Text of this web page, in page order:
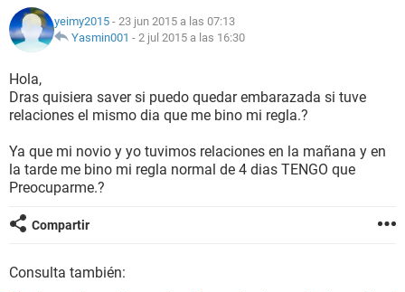
NUTRICIÓN
SEXUALIDAD
GLOSARIO
yeimy2015 - 23 jun 2015 a las 07:13
Yasmin001 - 2 jul 2015 a las 16:30
Hola,
Dras quisiera saver si puedo quedar embarazada si tuve
relaciones el mismo dia que me bino mi regla.?
Ya que mi novio y yo tuvimos relaciones en la mañana y en
la tarde me bino mi regla normal de 4 dias TENGO que
Preocuparme.?
Compartir
Consulta también: